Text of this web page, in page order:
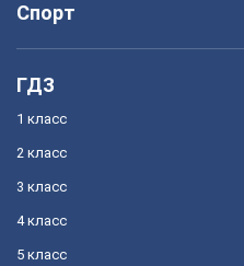
Спорт
ГДЗ
1 класс
2 класс
3 класс
4 класс
5 класс